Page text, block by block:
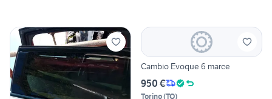
Cambio Evoque 6 marce
950 €
Torino(TO)